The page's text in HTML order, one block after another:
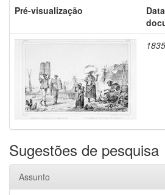
Pré-visualização
1835
Sugestões de pesquisa
Assunto